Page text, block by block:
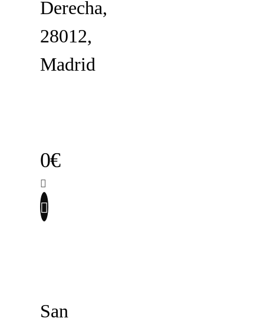
Derecha,
28012,
Madrid
0€
San